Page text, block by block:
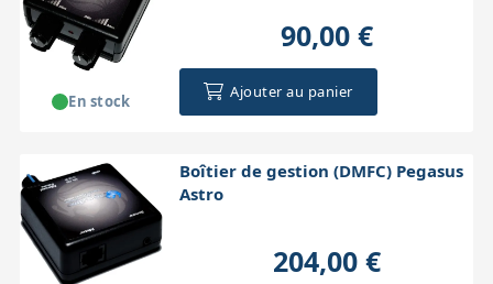
90,00 €
Ajouter au panier
En stock
Boîtier de gestion (DMFC) Pegasus
Astro
204,00 €